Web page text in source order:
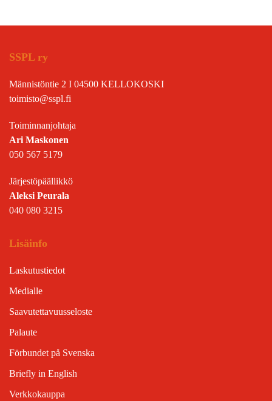
SSPL ry
Männistöntie 2 I 04500 KELLOKOSKI
toimisto@sspl.fi
Toiminnanjohtaja
Ari Maskonen
050 567 5179
Järjestöpäällikkö
Aleksi Peurala
040 080 3215
Lisäinfo
Laskutustiedot
Medialle
Saavutettavuusseloste
Palaute
Förbundet på Svenska
Briefly in English
Verkkokauppa